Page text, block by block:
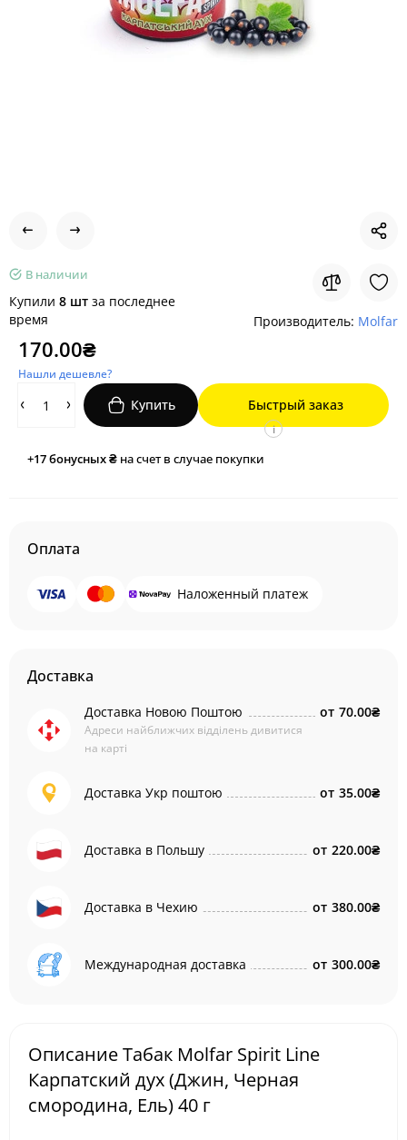
В наличии
Купили 8 шт за последнее
время
Производитель: Molfar
170.00₴
Нашли дешевле?
Купить Быстрый заказ
+17бонусных ₴ на счет в случае покупки
i
Оплата
Наложенный платеж
Доставка
Доставка Новою Поштою
Адреси найближчих відділень дивитися
на карті
от 70.00₴
Доставка Укр поштою от 35.00₴
Доставка в Польшу от 220.00₴
Доставка в Чехию от 380.00₴
Международная доставка от 300.00₴
Описание Табак Molfar Spirit Line
Карпатский дух (Джин, Черная
смородина, Ель) 40 г